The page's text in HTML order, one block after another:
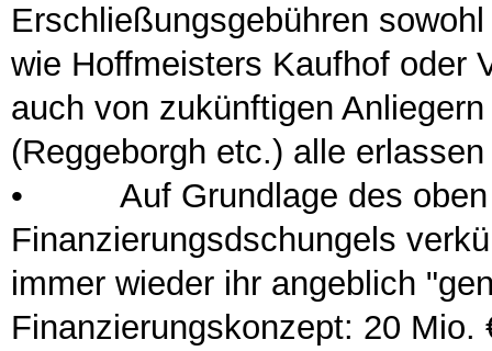
Erschließungsgebühren
wie Hoffmeisters Kaufhof oder
auch von zukünftigen
(Reggeborgh etc.) alle
• Auf Grundlage des oben
Finanzierungsdschungels
immer wieder ihr angeblich
Finanzierungskonzept: 20